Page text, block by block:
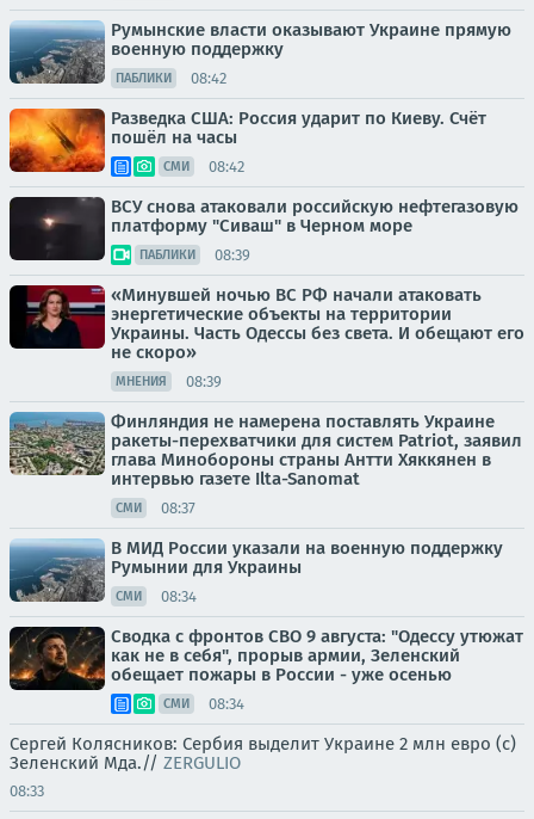
Румынские власти оказывают Украине прямую
военную поддержку
ПАБЛИКИ 08:42
Разведка США: Россия ударит по Киеву. Счёт
пошёл на часы
СМИ 08:42
ВСУ снова атаковали российскую нефтегазовую
платформу "Сиваш" в Черном море
ПАБЛИКИ 08:39
«Минувшей ночью ВС РФ начали атаковать
энергетические объекты на территории
Украины. Часть Одессы без света. И обещают его
не скоро»
МНЕНИЯ 08:39
Финляндия не намерена поставлять Украине
ракеты-перехватчики для систем Patriot, заявил
глава Минобороны страны Антти Хяккянен в
интервью газете Ilta-Sanomat
СМИ 08:37
В МИД России указали на военную поддержку
Румынии для Украины
СМИ 08:34
Сводка с фронтов СВО 9 августа: "Одессу утюжат
как не в себя", прорыв армии, Зеленский
обещает пожары в России - уже осенью
СМИ 08:34
Сергей Колясников: Сербия выделит Украине 2 млн евро (с)
Зеленский Мда.// ZERGULIO
08:33